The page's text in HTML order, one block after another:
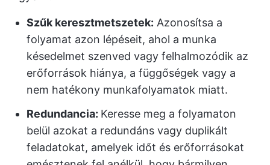
Szűk keresztmetszetek: Azonosítsa a
folyamat azon lépéseit, ahol a munka
késedelmet szenved vagy felhalmozódik az
erőforrások hiánya, a függőségek vagy a
nem hatékony munkafolyamatok miatt.
Redundancia: Keresse meg a folyamaton
belül azokat a redundáns vagy duplikált
feladatokat, amelyek időt és erőforrásokat